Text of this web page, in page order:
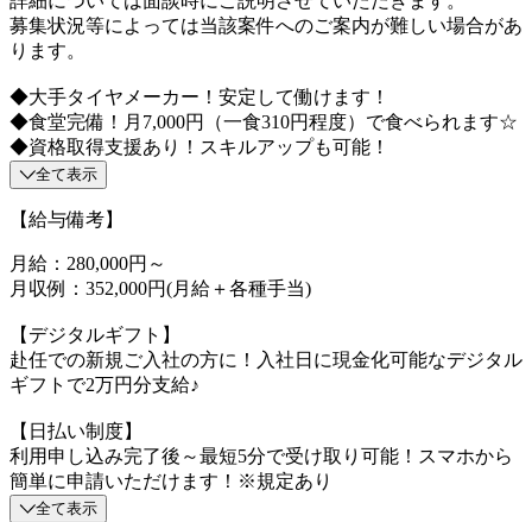
募集状況等によっては当該案件へのご案内が難しい場合があ
ります。
◆大手タイヤメーカー！安定して働けます！
◆食堂完備！月7,000円（一食310円程度）で食べられます☆
◆資格取得支援あり！スキルアップも可能！
全て表示
【給与備考】
月給：280,000円～
月収例：352,000円(月給＋各種手当)
【デジタルギフト】
赴任での新規ご入社の方に！入社日に現金化可能なデジタル
ギフトで2万円分支給♪
【日払い制度】
利用申し込み完了後～最短5分で受け取り可能！スマホから
簡単に申請いただけます！※規定あり
全て表示